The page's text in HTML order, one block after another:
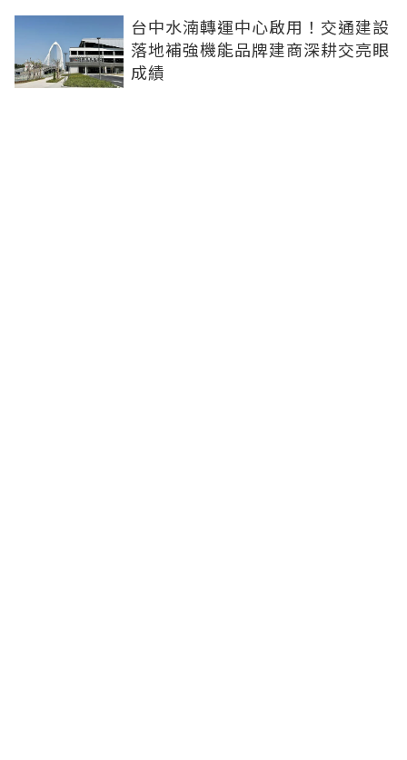
台中水湳轉運中心啟用！交通建設
落地補強機能品牌建商深耕交亮眼
成績